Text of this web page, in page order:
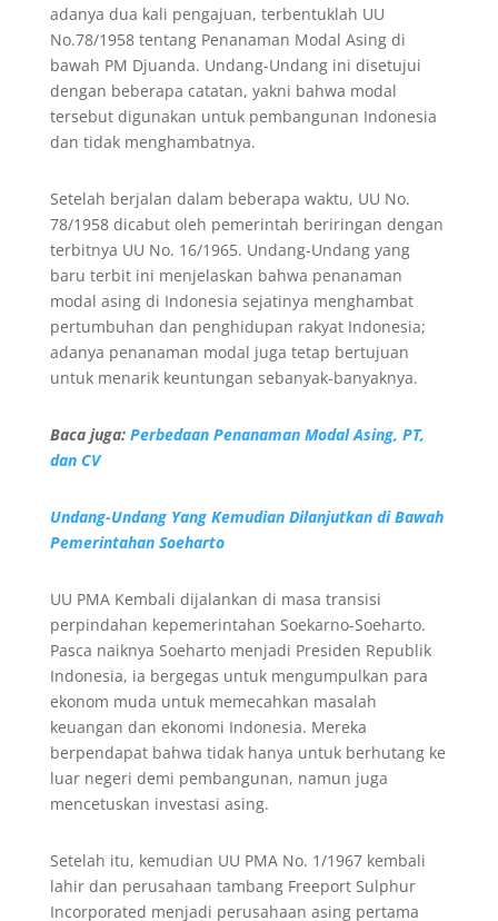
adanya dua kali pengajuan, terbentuklah UU
No.78/1958 tentang Penanaman Modal Asing di
bawah PM Djuanda. Undang-Undang ini disetujui
dengan beberapa catatan, yakni bahwa modal
tersebut digunakan untuk pembangunan Indonesia
dan tidak menghambatnya.
Setelah berjalan dalam beberapa waktu, UU No.
78/1958 dicabut oleh pemerintah beriringan dengan
terbitnya UU No. 16/1965. Undang-Undang yang
baru terbit ini menjelaskan bahwa penanaman
modal asing di Indonesia sejatinya menghambat
pertumbuhan dan penghidupan rakyat Indonesia;
adanya penanaman modal juga tetap bertujuan
untuk menarik keuntungan sebanyak-banyaknya.
Baca juga: Perbedaan Penanaman Modal Asing, PT,
dan CV
Undang-Undang Yang Kemudian Dilanjutkan di Bawah
Pemerintahan Soeharto
UU PMA Kembali dijalankan di masa transisi
perpindahan kepemerintahan Soekarno-Soeharto.
Pasca naiknya Soeharto menjadi Presiden Republik
Indonesia, ia bergegas untuk mengumpulkan para
ekonom muda untuk memecahkan masalah
keuangan dan ekonomi Indonesia. Mereka
berpendapat bahwa tidak hanya untuk berhutang ke
luar negeri demi pembangunan, namun juga
mencetuskan investasi asing.
Setelah itu, kemudian UU PMA No. 1/1967 kembali
lahir dan perusahaan tambang Freeport Sulphur
Incorporated menjadi perusahaan asing pertama